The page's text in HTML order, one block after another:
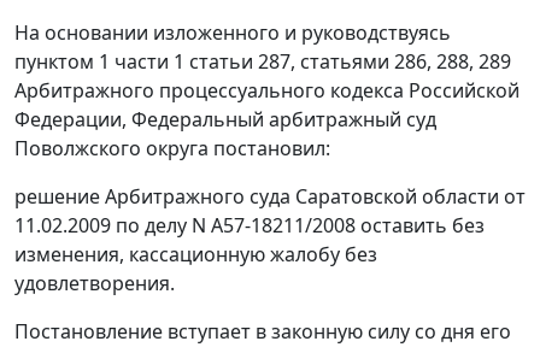
На основании изложенного и руководствуясь
пунктом 1 части 1 статьи 287, статьями 286, 288, 289
Арбитражного процессуального кодекса Российской
Федерации, Федеральный арбитражный суд
Поволжского округа постановил:
решение Арбитражного суда Саратовской области от
11.02.2009 по делу N А57-18211/2008 оставить без
изменения, кассационную жалобу без
удовлетворения.
Постановление вступает в законную силу со дня его